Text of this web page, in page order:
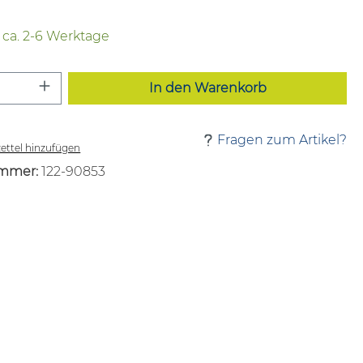
2-6 Werktage
Anzahl: Gib den gewünschten Wert
In den Warenkorb
hinzufügen
Fragen zum Artikel?
122-90853